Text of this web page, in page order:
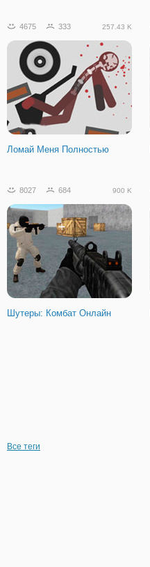
Свободное Ралли 2
4675 333 257.43 K
Ломай Меня Полностью
8027 684 900 K
Шутеры: Комбат Онлайн
Все теги